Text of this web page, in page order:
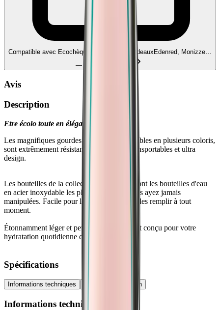
Compatible avec Ecochèques et Chèques-cadeauxEdenred, Monizze…
— liez vos comptes
Avis
Description
Etre écolo toute en élégance...
Les magnifiques gourdes 24Bottles, disponibles en plusieurs coloris,
sont extrêmement résistantes, facilement transportables et ultra
design.
Les bouteilles de la collection "URBAN" sont les bouteilles d'eau
en acier inoxydable les plus légères que vous ayez jamais
manipulées. Facile pour le transport et pour les remplir à tout
moment.
Étonnamment léger et peu encombrant, il est conçu pour votre
hydratation quotidienne confortable.
Spécifications
Informations techniques Conseils d'utilisation
Informations techniques